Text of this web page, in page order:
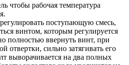
чтобы рабочая температура
поступающую смесь,
винтом, которым регулируется
полностью ввернуть винт, при
отвертки, сильно затягивать его
выворачивается на два полных